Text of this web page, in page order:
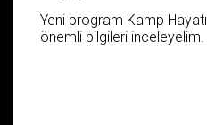
Yeni program Kamp
önemli bilgileri inceleyelim.